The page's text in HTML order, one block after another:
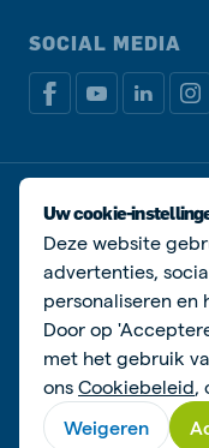
Uw cookie-
Deze website
advertenties,
personaliseren en
Door op
met het gebruik
ons Cookiebeleid,
Weigeren
SOCIAL MEDIA
Privacy disclaimer
Algemene
© De Heus Voeders